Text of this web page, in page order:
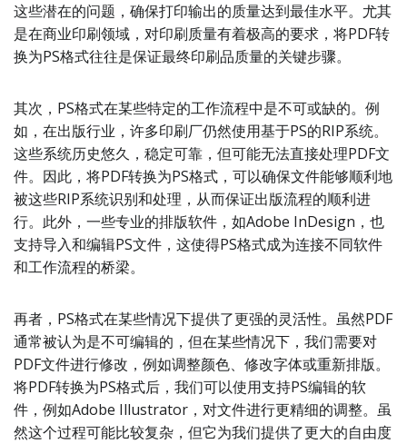
这些潜在的问题，确保打印输出的质量达到最佳水平。尤其
是在商业印刷领域，对印刷质量有着极高的要求，将PDF转
换为PS格式往往是保证最终印刷品质量的关键步骤。
其次，PS格式在某些特定的工作流程中是不可或缺的。例
如，在出版行业，许多印刷厂仍然使用基于PS的RIP系统。
这些系统历史悠久，稳定可靠，但可能无法直接处理PDF文
件。因此，将PDF转换为PS格式，可以确保文件能够顺利地
被这些RIP系统识别和处理，从而保证出版流程的顺利进
行。此外，一些专业的排版软件，如Adobe InDesign，也
支持导入和编辑PS文件，这使得PS格式成为连接不同软件
和工作流程的桥梁。
再者，PS格式在某些情况下提供了更强的灵活性。虽然PDF
通常被认为是不可编辑的，但在某些情况下，我们需要对
PDF文件进行修改，例如调整颜色、修改字体或重新排版。
将PDF转换为PS格式后，我们可以使用支持PS编辑的软
件，例如Adobe Illustrator，对文件进行更精细的调整。虽
然这个过程可能比较复杂，但它为我们提供了更大的自由度